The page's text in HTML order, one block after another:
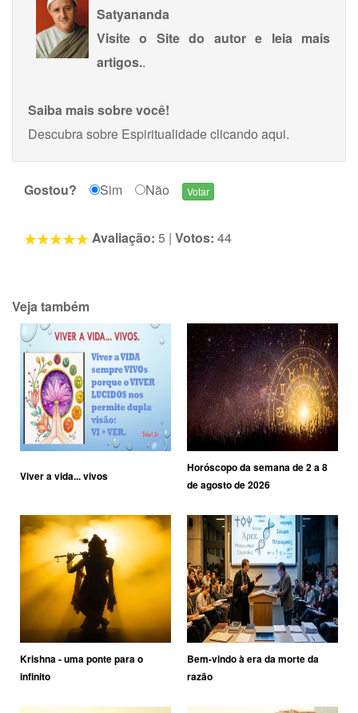
Satyananda
Visite o Site do autor e leia mais
artigos..
Saiba mais sobre você!
Descubra sobre Espiritualidadeclicando aqui.
Gostou? Sim Não
Avaliação: 5 | Votos: 44
Veja também
Viver a vida... vivos
Horóscopo da semana de 2 a 8
de agosto de 2026
Krishna - uma ponte para o
infinito
Bem-vindo à era da morte da
razão